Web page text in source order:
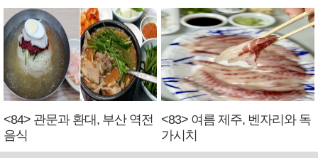
<84> 관문과 환대, 부산 역전
음식
<83> 여름 제주, 벤자리와 독
가시치